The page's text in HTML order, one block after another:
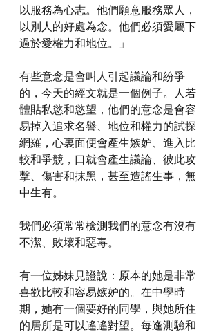
以服務為心志。他們願意服務眾人，
以別人的好處為念。他們必須愛屬下
過於愛權力和地位。」
有些意念是會叫人引起議論和紛爭
的，今天的經文就是一個例子。人若
體貼私慾和慾望，他們的意念是會容
易掉入追求名譽、地位和權力的試探
網羅，心裏面便會產生嫉妒、進入比
較和爭競，口就會產生議論、彼此攻
擊、傷害和抹黑，甚至造謠生事，無
中生有。
我們必須常常檢測我們的意念有沒有
不潔、敗壞和惡毒。
有一位姊妹見證說：原本的她是非常
喜歡比較和容易嫉妒的。在中學時
期，她有一個要好的同學，與她所住
的居所是可以遙遙對望。每逢測驗和